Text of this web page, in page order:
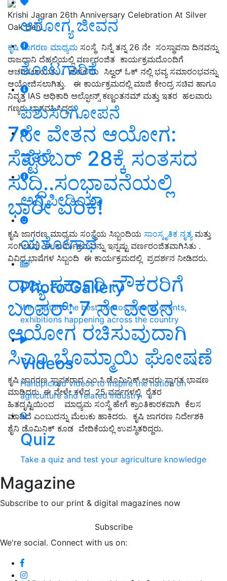
ಆರೋಗ್ಯ ಜೀವನ
ತೋಟಗಾರಿಕೆ
ಪಶುಸಂಗೋಪನೆ
ಇತರೆ
ಅಗ್ರಿಪೀಡಿಯಾ
ಯಶೋಗಾಥೆ
Photo Gallery
We capture the best photos around events,
exhibitions happening across the country
Videos
Handpicked videos to inspire the nation on
agriculture and related industry
Quiz
Take a quiz and test your agriculture knowledge
Magazine
Subscribe to our print & digital magazines now
Subscribe
We're social. Connect with us on:
Krishi Jagran 26th Anniversary Celebration At Silver
Oak Dehi
ಕೃಷಿ ಜಾಗರಣ ಮಾಧ್ಯಮ ಸಂಸ್ಥೆ ನಿನ್ನೆ ತನ್ನ 26 ನೇ ಸಂಸ್ಥಾಪನಾ ದಿನವನ್ನು
ರಾಜಧಾನಿ ದೆಹಲಿಯಲ್ಲಿ ವರ್ಣರಂಜಿತ ಕಾರ್ಯಕ್ರಮದೊಂದಿಗೆ
ಆಚರಿಸಲಾಯಿತು . ದೆಹಲಿಯ ಸಿಲ್ವರ್ ಓಕ್ ನಲ್ಲಿ ಭವ್ಯ ಸಮಾರಂಭವನ್ನು
ಆಯೋಜಿಸಲಾಗಿತ್ತು. ಈ ಕಾರ್ಯಕ್ರಮದಲ್ಲಿ ಮಾಜಿ ಕೇಂದ್ರ ಸಚಿವ ಹಾಗೂ
ನಿವೃತ್ತ IAS ಅಧಿಕಾರಿ ಅಲ್ಫೋನ್ಸ್ ಕಣ್ಣಂತನಮ್ ಮತ್ತು ಇತರ ಹಲವಾರು
ಗಣ್ಯರು ಭಾಗವಹಿಸಿದ್ದರು.
7ನೇ ವೇತನ ಆಯೋಗ:
ಸೆಪ್ಟೆಂಬರ್ 28ಕ್ಕೆ ಸಂತಸದ
ಸುದ್ದಿ..ಸಂಭಾವನೆಯಲ್ಲಿ
ಭಾರೀ ಏರಿಕೆ!
ಕೃಷಿ ಜಾಗರಣ ಮಾಧ್ಯಮ ಸಂಸ್ಥೆಯ ಸಿಬ್ಬಂದಿಯ ಸಾಂಸ್ಕೃತಿಕ ನೃತ್ಯಮತ್ತು
ಸಂಗೀತವು ಈ ಕಾರ್ಯಕ್ರಮವನ್ನು ಇನ್ನಷ್ಟು ವರ್ಣರಂಜಿತವಾಗಿಸಿತು .
ವಿವಿಧ ಭಾಷೆಗಳ ಸಿಬ್ಬಂದಿ ಈ ಕಾರ್ಯಕ್ರಮದಲ್ಲಿ ಪ್ರದರ್ಶನ ನೀಡಿದರು.
ರಾಜ್ಯ ಸರ್ಕಾರಿ ನೌಕರರಿಗೆ
ಬಂಪರ್‌: 7 ನೇ ವೇತನ
ಆಯೋಗ ರಚಿಸುವುದಾಗಿ
ಸಿಎಂ ಬೊಮ್ಮಾಯಿ ಘೋಷಣೆ
ಕೃಷಿ ಜಾಗರಣ ಸ್ಥಾಪಕರಾದ ಎಂ.ಸಿ.ಡೊಮಿನಿಕ್ ಅವರು ಸ್ವಾಗತ ಭಾಷಣ
ಮಾಡಿದರು. ಈ ವೇಳೇ ಕಳೆದ 25 ವರ್ಷಗಳಲ್ಲಿ ರೈತರ
ಹಿತದೃಷ್ಟಿಯಿಂದ ಮಾಧ್ಯಮ ಸಂಸ್ಥೆ ಹೇಗೆ ಕ್ರಾಂತಿಕಾರಕವಾಗಿ ಕೆಲಸ
ಮಾಡಿದೆ ಎಂಬುದನ್ನು ಮೆಲುಕು ಹಾಕಿದರು. ಕೃಷಿ ಜಾಗರಣ ನಿರ್ದೇಶಕಿ
ಶೈನಿ ಡೊಮಿನಿಕ್ ಕೂಡ ವೇದಿಕೆಯಲ್ಲಿ ಉಪಸ್ಥಿತರಿದ್ದರು.